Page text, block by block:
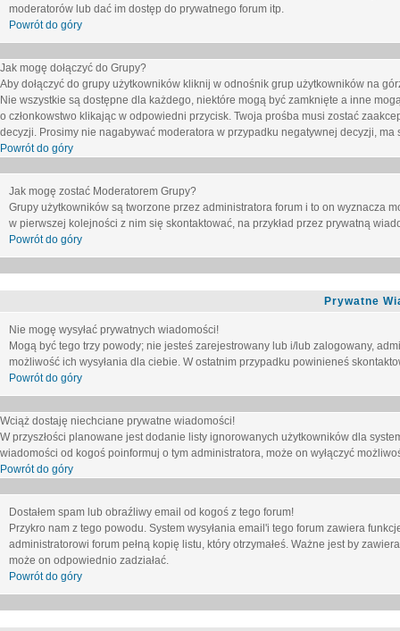
moderatorów lub dać im dostęp do prywatnego forum itp.
Powrót do góry
Jak mogę dołączyć do Grupy?
Aby dołączyć do grupy użytkowników kliknij w odnośnik grup użytkowników na
Nie wszystkie są dostępne dla każdego, niektóre mogą być zamknięte a inne
o członkowstwo klikając w odpowiedni przycisk. Twoja prośba musi zostać
decyzji. Prosimy nie nagabywać moderatora w przypadku negatywnej decyzji, ma
Powrót do góry
Jak mogę zostać Moderatorem Grupy?
Grupy użytkowników są tworzone przez administratora forum i to on wyznacza
w pierwszej kolejności z nim się skontaktować, na przykład przez prywatną
Powrót do góry
Prywatne
Nie mogę wysyłać prywatnych wiadomości!
Mogą być tego trzy powody; nie jesteś zarejestrowany lub i/lub zalogowany,
możliwość ich wysyłania dla ciebie. W ostatnim przypadku powinieneś
Powrót do góry
Wciąż dostaję niechciane prywatne wiadomości!
W przyszłości planowane jest dodanie listy ignorowanych użytkowników dla
wiadomości od kogoś poinformuj o tym administratora, może on wyłączyć
Powrót do góry
Dostałem spam lub obraźliwy email od kogoś z tego forum!
Przykro nam z tego powodu. System wysyłania email'i tego forum zawiera
administratorowi forum pełną kopię listu, który otrzymałeś. Ważne jest by
może on odpowiednio zadziałać.
Powrót do góry